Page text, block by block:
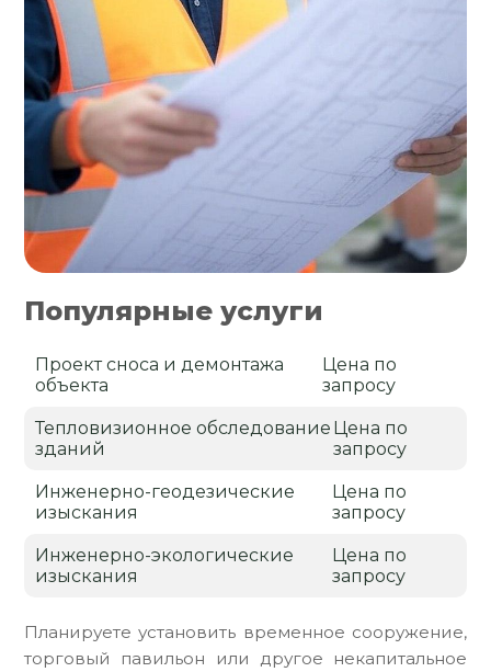
Планируете установить временное сооружение,
торговый павильон или другое некапитальное
Популярные услуги
Проект сноса и демонтажа
объекта
Цена по
запросу
Тепловизионное обследование
зданий
Цена по
запросу
Инженерно-геодезические
изыскания
Цена по
запросу
Инженерно-экологические
изыскания
Цена по
запросу